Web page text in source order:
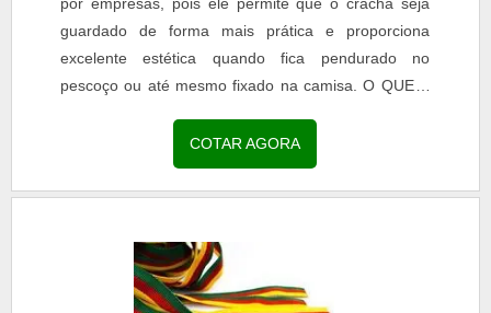
guardado de forma mais prática e proporciona
excelente estética quando fica pendurado no
pescoço ou até mesmo fixado na camisa. O QUE É
características do acessório é que ele pode ser
utilizado de duas maneiras, sendo com a presença
de um cordão ou até mesmo com uma presilha.
COTAR AGORA